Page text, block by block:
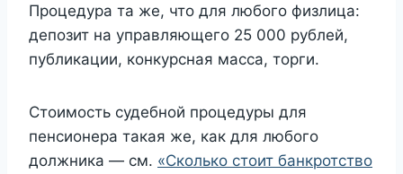
Процедура та же, что для любого физлица:
депозит на управляющего 25 000 рублей,
публикации, конкурсная масса, торги.
Стоимость судебной процедуры для
пенсионера такая же, как для любого
должника — см. «Сколько стоит банкротство